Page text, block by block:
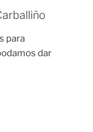
para
dar